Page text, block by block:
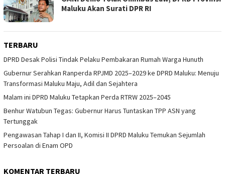
Maluku Akan Surati DPR RI
TERBARU
DPRD Desak Polisi Tindak Pelaku Pembakaran Rumah Warga Hunuth
Gubernur Serahkan Ranperda RPJMD 2025–2029 ke DPRD Maluku: Menuju
Transformasi Maluku Maju, Adil dan Sejahtera
Malam ini DPRD Maluku Tetapkan Perda RTRW 2025–2045
Benhur Watubun Tegas: Gubernur Harus Tuntaskan TPP ASN yang
Tertunggak
Pengawasan Tahap I dan II, Komisi II DPRD Maluku Temukan Sejumlah
Persoalan di Enam OPD
KOMENTAR TERBARU